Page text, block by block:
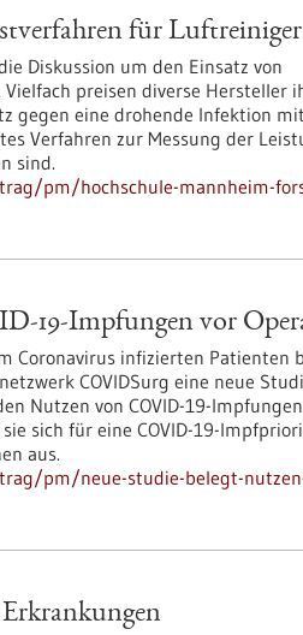
für Luftreiniger
Diskussion um den Einsatz von
preisen diverse Hersteller
gegen eine drohende Infektion
Verfahren zur Messung der
sind.
pm/hochschule-mannheim-
19-Impfungen vor
Coronavirus infizierten Patienten
COVIDSurg eine neue
Nutzen von COVID-19-
sich für eine COVID-19-
aus.
pm/neue-studie-belegt-
Erkrankungen